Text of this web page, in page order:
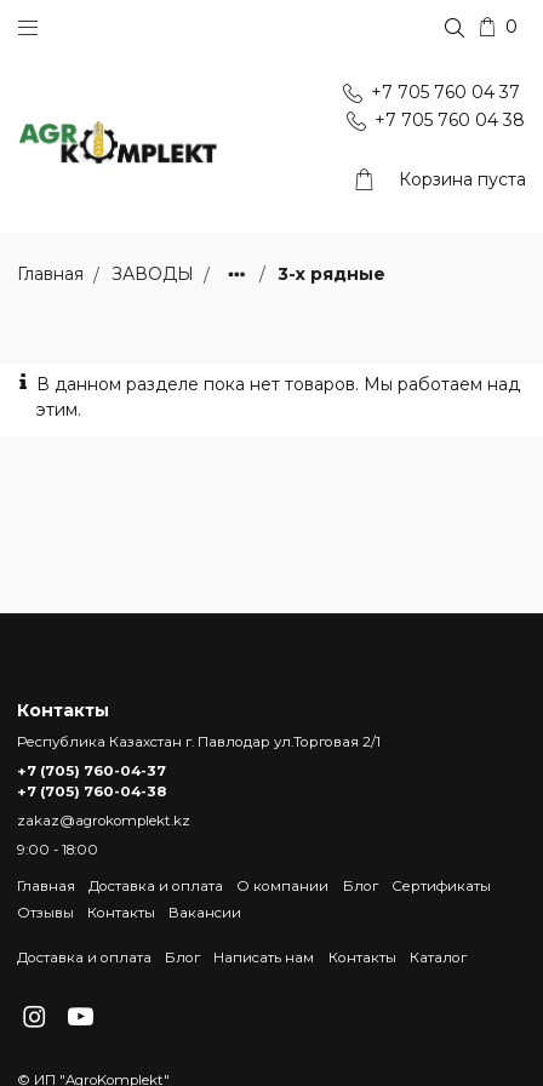
0
+7 705 760 04 37
+7 705 760 04 38
Корзина пуста
Главная ЗАВОДЫ 3-х рядные
В данном разделе пока нет товаров. Мы работаем над
этим.
Главная Доставка и оплата О компании Блог
Сертификаты
Отзывы
Контакты Вакансии
Доставка и оплата Блог Написать нам Контакты Каталог
Контакты
Республика Казахстан г. Павлодар ул.Торговая 2/1
+7 (705) 760-04-37
+7 (705) 760-04-38
zakaz@agrokomplekt.kz
9:00 - 18:00
© ИП "AgroKomplekt"